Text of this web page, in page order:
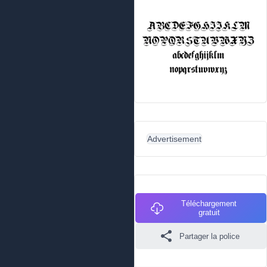
Advertisement
Téléchargement
gratuit
Partager la police